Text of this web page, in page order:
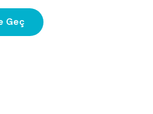
Geç